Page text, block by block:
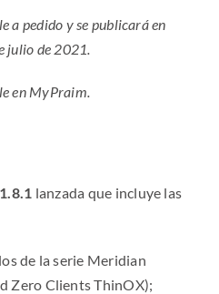
a pedido y se publicará en
julio de 2021.
en MyPraim.
1.8.1 lanzada que incluye las
de la serie Meridian
Zero Clients ThinOX);